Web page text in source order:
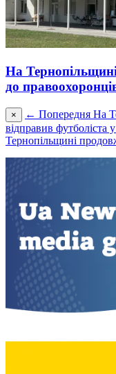
На
до
× ← Попередня На
відправив футболіста
Тернопільщині